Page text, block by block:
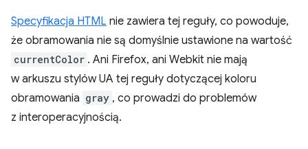
Specyfikacja HTML nie zawiera tej reguły, co powoduje,
że obramowania nie są domyślnie ustawione na wartość
currentColor . Ani Firefox, ani Webkit nie mają
w arkuszu stylów UA tej reguły dotyczącej koloru
obramowania gray , co prowadzi do problemów
z interoperacyjnością.